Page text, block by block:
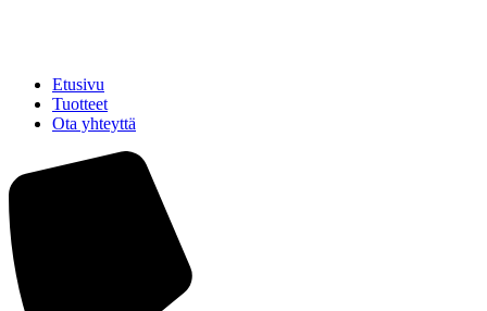
Etusivu
Tuotteet
Ota yhteyttä